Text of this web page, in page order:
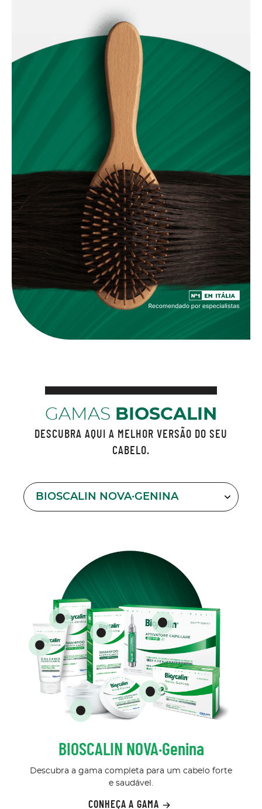
GAMAS BIOSCALIN
DESCUBRA AQUI A MELHOR VERSÃO DO SEU
CABELO.
BIOSCALIN NOVA·GENINA
BIOSCALIN NOVA·Genina
Descubra a gama completa para um cabelo forte
e saudável.
CONHEÇA A GAMA